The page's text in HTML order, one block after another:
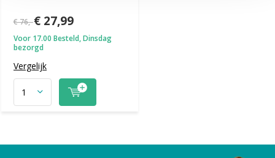
€ 76,-€ 27,99
Voor 17.00 Besteld, Dinsdag
bezorgd
Vergelijk